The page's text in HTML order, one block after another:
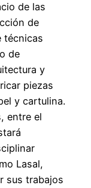
de las
de
técnicas
de
y
piezas
y cartulina.
entre el
Lasal,
sus trabajos